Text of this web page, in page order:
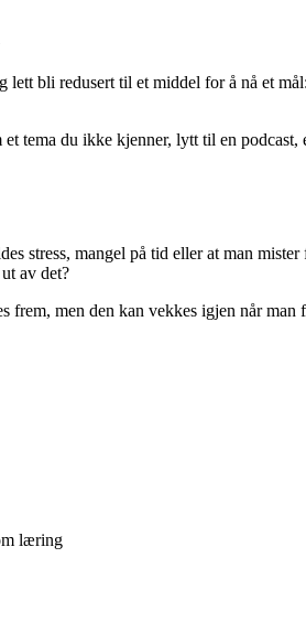
bli redusert til et middel for å nå et
tema du ikke kjenner, lytt til en
stress, mangel på tid eller at man
av det?
frem, men den kan vekkes igjen når
læring